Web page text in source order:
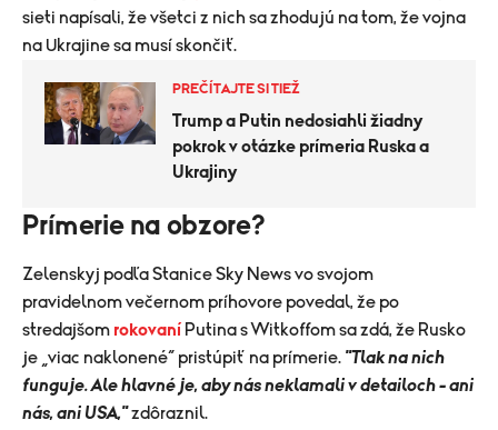
sieti napísali, že všetci z nich sa zhodujú na tom, že vojna
na Ukrajine sa musí skončiť.
PREČÍTAJTE SI TIEŽ
Trump a Putin nedosiahli žiadny
pokrok v otázke prímeria Ruska a
Ukrajiny
Prímerie na obzore?
Zelenskyj podľa Stanice Sky News vo svojom
pravidelnom večernom príhovore povedal, že po
stredajšom rokovaní Putina s Witkoffom sa zdá, že Rusko
je „viac naklonené“ pristúpiť na prímerie. "Tlak na nich
funguje. Ale hlavné je, aby nás neklamali v detailoch - ani
nás, ani USA,"zdôraznil.